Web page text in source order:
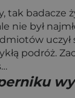
tak badacze
nie był
uczył
podróż.